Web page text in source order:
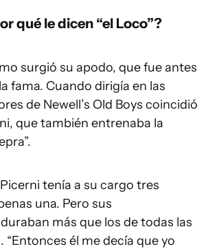
qué le dicen “el Loco”?
surgió su apodo, que fue antes
fama. Cuando dirigía en las
de Newell’s Old Boys coincidió
que también entrenaba la
tenía a su cargo tres
una. Pero sus
más que los de todas las
“Entonces él me decía que yo